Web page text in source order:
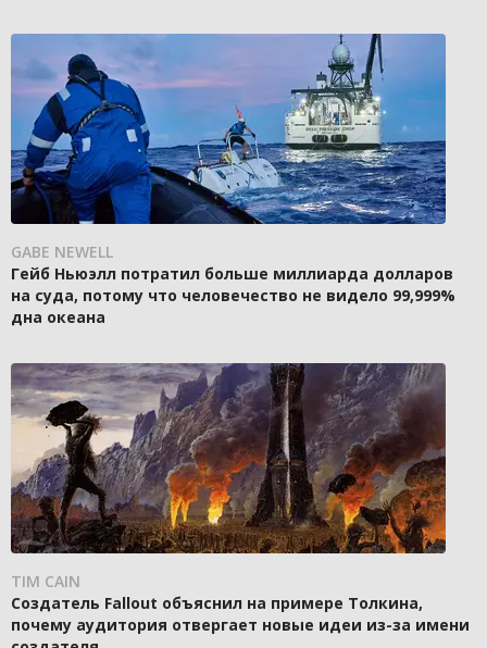
GABE NEWELL
Гейб Ньюэлл потратил больше миллиарда долларов
на суда, потому что человечество не видело 99,999%
дна океана
TIM CAIN
Создатель Fallout объяснил на примере Толкина,
почему аудитория отвергает новые идеи из-за имени